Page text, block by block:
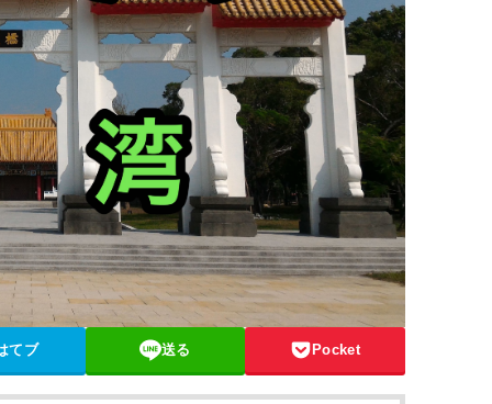
てブ 送る Pocket